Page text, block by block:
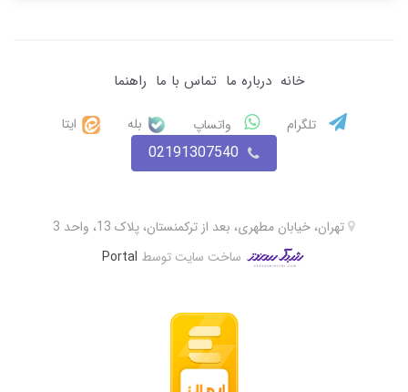
خانه درباره ما تماس با ما راهنما
تلگرام واتساپ بله ایتا
02191307540
ساخت سایت توسط Portal
تهران، خیابان مطهری، بعد از ترکمنستان، پلاک 13، واحد 3